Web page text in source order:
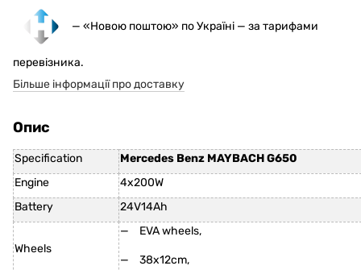
— «Новою поштою» по Україні — за тарифами
перевізника.
Більше інформації про доставку
Опис
Specification
Mercedes Benz MAYBACH G650
Engine
4x200W
Battery
24V14Ah
Wheels
EVA wheels,
38x12cm,